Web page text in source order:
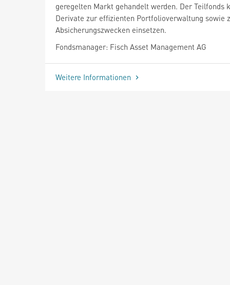
geregelten Markt gehandelt werden. Der Teilfonds
Derivate zur effizienten Portfolioverwaltung sowie
Absicherungszwecken einsetzen.
Fondsmanager: Fisch Asset Management AG
Weitere Informationen